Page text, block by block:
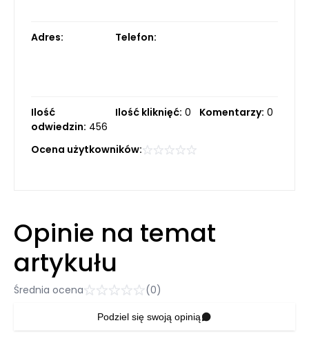
Adres: Telefon:
Ilość
odwiedzin: 456
Ilość kliknięć: 0 Komentarzy: 0
Ocena użytkowników:
Opinie na temat
artykułu
Średnia ocena (0)
Podziel się swoją opinią